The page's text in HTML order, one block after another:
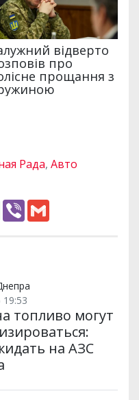
Рада, Авто
W
h
p
V
19:53
топливо могут
на АЗС